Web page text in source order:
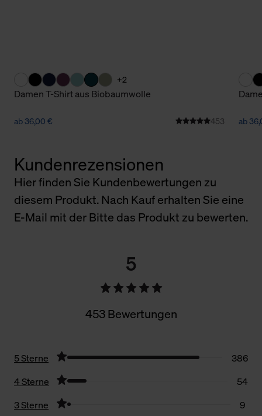
+2
Damen T-Shirt aus Biobaumwolle
ab 36,00 € 453 ab
Kundenrezensionen
Hier finden Sie Kundenbewertungen zu
diesem Produkt. Nach Kauf erhalten Sie eine
E-Mail mit der Bitte das Produkt zu bewerten.
5
453 Bewertungen
5 Sterne
386
4 Sterne
54
3 Sterne
9